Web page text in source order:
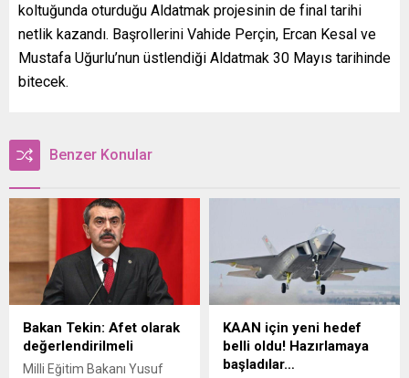
koltuğunda oturduğu Aldatmak projesinin de final tarihi
netlik kazandı. Başrollerini Vahide Perçin, Ercan Kesal ve
Mustafa Uğurlu’nun üstlendiği Aldatmak 30 Mayıs tarihinde
bitecek.
Benzer Konular
Bakan Tekin: Afet olarak
değerlendirilmeli
Milli Eğitim Bakanı Yusuf
KAAN için yeni hedef
belli oldu! Hazırlamaya
başladılar…